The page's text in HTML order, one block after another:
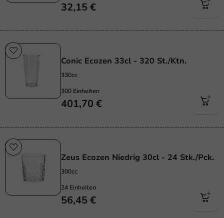
32,15 €
Conic Ecozen 33cl - 320 St./Ktn.
330cc
300 Einheiten
401,70 €
Zeus Ecozen Niedrig 30cl - 24 Stk./Pck.
300cc
24 Einheiten
56,45 €